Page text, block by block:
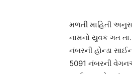
મળતી માહિતી
નામનો યુવક ગત
નંબરની હોન્ડા
5091 નંબરની